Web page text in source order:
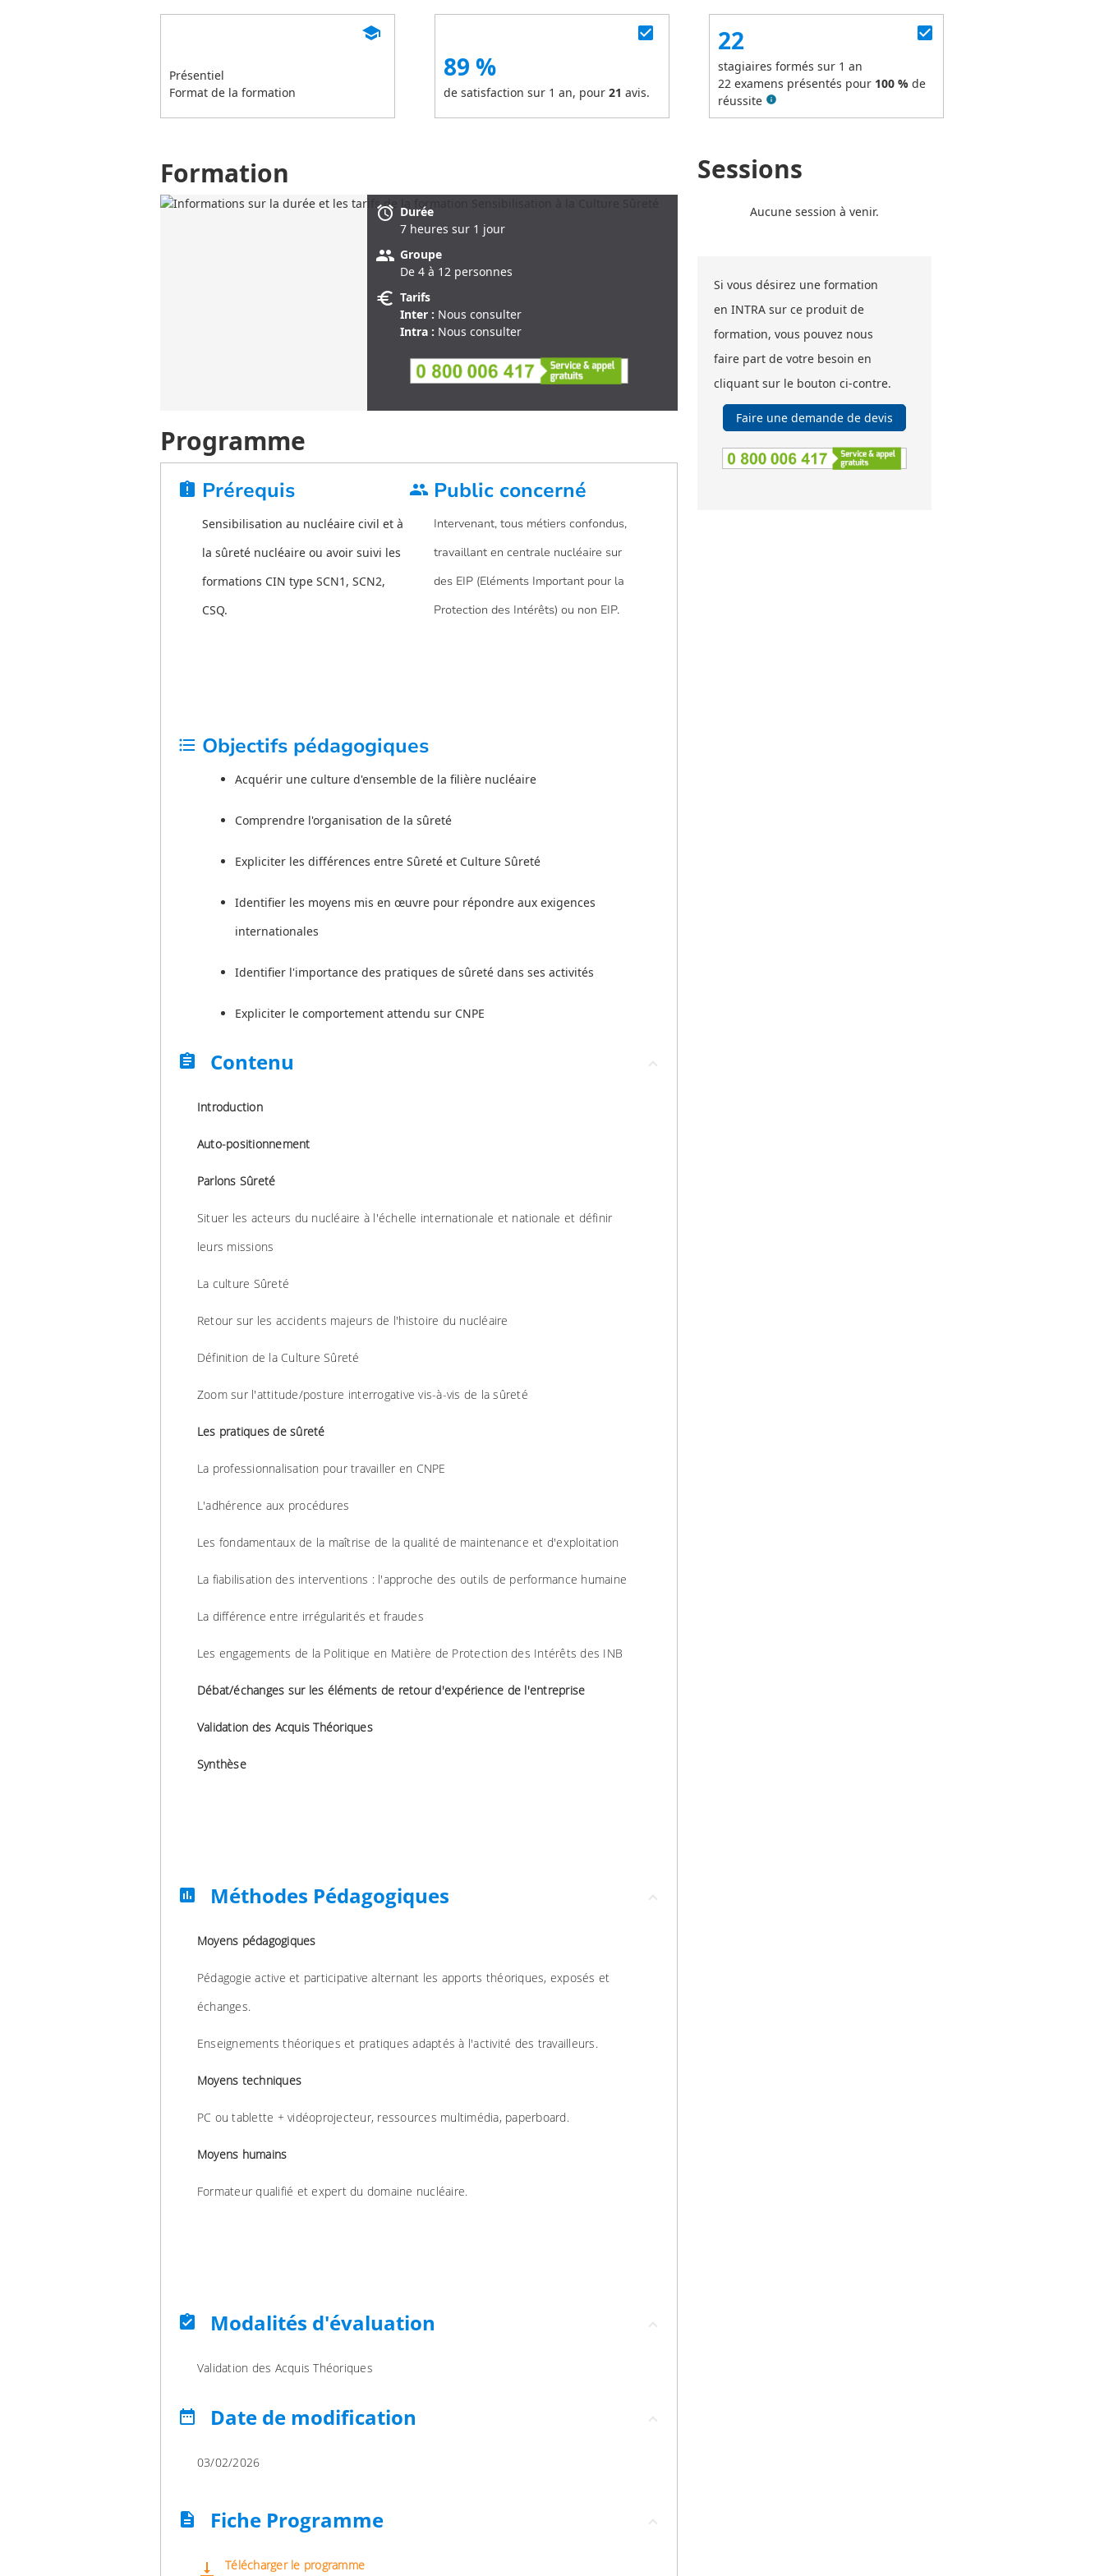
Présentiel
Format de la formation
school
89 %
de satisfaction sur 1 an, pour 21 avis.
check_box check_box
22
stagiaires formés sur 1 an
22 examens présentés pour 100 %de
réussite info
Formation
alarm Durée
7 heures sur 1 jour
group Groupe
De 4 à 12 personnes
euro Tarifs
Inter : Nous consulter
Intra : Nous consulter
Programme
assignment_late Prérequis
Sensibilisation au nucléaire civil et à
la sûreté nucléaire ou avoir suivi les
formations CIN type SCN1, SCN2,
CSQ.
group Public concerné
Intervenant, tous métiers confondus,
travaillant en centrale nucléaire sur
des EIP (Eléments Important pour la
Protection des Intérêts) ou non EIP.
format_list_bulleted Objectifs pédagogiques
Acquérir une culture d'ensemble de la filière nucléaire
Comprendre l'organisation de la sûreté
Expliciter les différences entre Sûreté et Culture Sûreté
Identifier les moyens mis en œuvre pour répondre aux exigences
internationales
Identifier l'importance des pratiques de sûreté dans ses activités
Expliciter le comportement attendu sur CNPE
assignment Contenu
Introduction
Auto-positionnement
Parlons Sûreté
Situer les acteurs du nucléaire à l'échelle internationale et nationale et définir
leurs missions
La culture Sûreté
Retour sur les accidents majeurs de l'histoire du nucléaire
Définition de la Culture Sûreté
Zoom sur l'attitude/posture interrogative vis-à-vis de la sûreté
Les pratiques de sûreté
La professionnalisation pour travailler en CNPE
L'adhérence aux procédures
Les fondamentaux de la maîtrise de la qualité de maintenance et d'exploitation
La fiabilisation des interventions : l'approche des outils de performance humaine
La différence entre irrégularités et fraudes
Les engagements de la Politique en Matière de Protection des Intérêts des INB
Débat/échanges sur les éléments de retour d'expérience de l'entreprise
Validation des Acquis Théoriques
Synthèse
assessment Méthodes Pédagogiques
Moyens pédagogiques
Pédagogie active et participative alternant les apports théoriques, exposés et
échanges.
Enseignements théoriques et pratiques adaptés à l'activité des travailleurs.
Moyens techniques
PC ou tablette + vidéoprojecteur, ressources multimédia, paperboard.
Moyens humains
Formateur qualifié et expert du domaine nucléaire.
assignment_turned_in Modalités d'évaluation
Validation des Acquis Théoriques
date_range Date de modification
03/02/2026
description Fiche Programme
vertical_align_bottom Télécharger le programme
Sessions
Aucune session à venir.
Si vous désirez une formation
en INTRA sur ce produit de
formation, vous pouvez nous
faire part de votre besoin en
cliquant sur le bouton ci-contre.
Faire une demande de devis